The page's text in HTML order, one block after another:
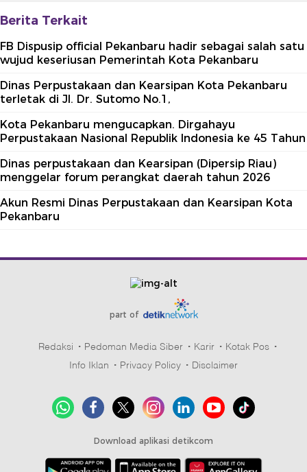
Berita Terkait
FB Dispusip official Pekanbaru hadir sebagai salah satu
wujud keseriusan Pemerintah Kota Pekanbaru
Dinas Perpustakaan dan Kearsipan Kota Pekanbaru
terletak di Jl. Dr. Sutomo No.1,
Kota Pekanbaru mengucapkan. Dirgahayu
Perpustakaan Nasional Republik Indonesia ke 45 Tahun
Dinas perpustakaan dan Kearsipan (Dipersip Riau)
menggelar forum perangkat daerah tahun 2026
Akun Resmi Dinas Perpustakaan dan Kearsipan Kota
Pekanbaru
part of
Redaksi Pedoman Media Siber Karir
Kotak Pos
Info Iklan
Privacy Policy Disclaimer
Download aplikasi detikcom